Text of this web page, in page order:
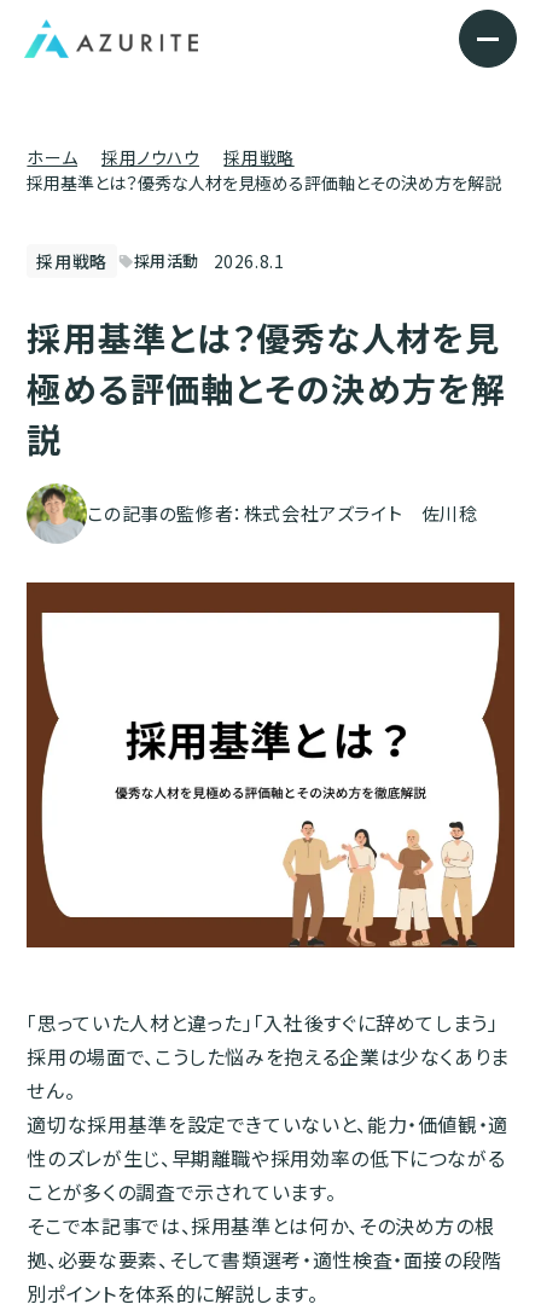
ホーム 採用ノウハウ
採用戦略
採用基準とは？優秀な人材を見極める評価軸とその決め方を解説
採用戦略 sell採用活動 2026.8.1
採用基準とは？優秀な人材を見
極める評価軸とその決め方を解
説
この記事の監修者：株式会社アズライト 佐川稔
「思っていた人材と違った」「入社後すぐに辞めてしまう」
採用の場面で、こうした悩みを抱える企業は少なくありま
せん。
適切な採用基準を設定できていないと、能力・価値観・適
性のズレが生じ、早期離職や採用効率の低下につながる
ことが多くの調査で示されています。
そこで本記事では、採用基準とは何か、その決め方の根
拠、必要な要素、そして書類選考・適性検査・面接の段階
別ポイントを体系的に解説します。